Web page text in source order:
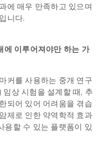
에 매우 만족하고 있으며
니다.
에 이루어져야만 하는 가
커를 사용하는 중개 연구
임상 시험을 설계할 때, 추
되어 있어 어려움을 겪습
제로 인한 약역학적 효과
용할 수 있는 플랫폼이 있